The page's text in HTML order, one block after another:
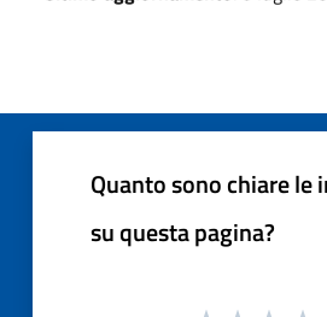
Quanto sono chiare le
su questa pagina?